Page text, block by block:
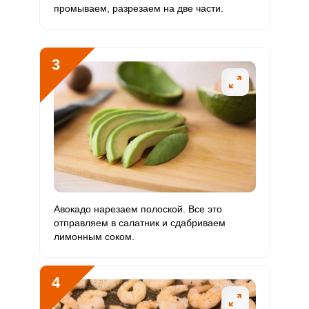
Кремний 73.8 мг 41
Магний 341.9 мг 400 мг
Натрий 2826.1 мг 1300 мг 18.7
Сера 837.8 мг 500 мг 14.4
Хлор 154.8 мг 2300 мг 0.6
Железо 8.2 мг 18 мг 3.9 7.6
промываем, разрезаем на две части.
3
Авокадо нарезаем полоской. Все это
отправляем в салатник и сдабриваем
лимонным соком.
4